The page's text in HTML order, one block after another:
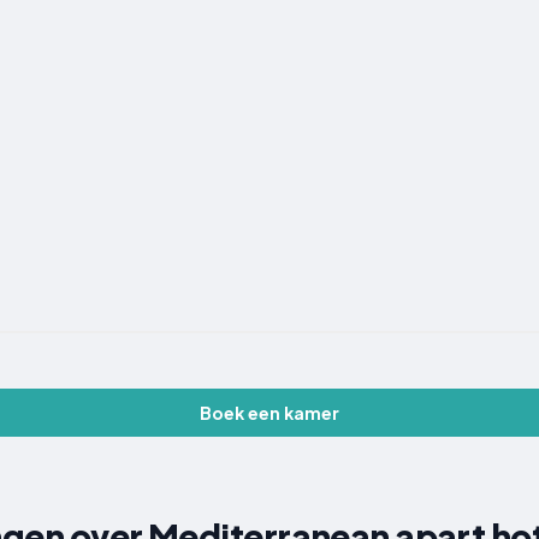
Boek een kamer